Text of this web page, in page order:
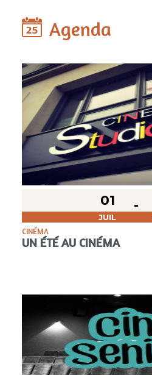
Agenda
01
JUIL
CINÉMA
UN ÉTÉ AU CINÉMA